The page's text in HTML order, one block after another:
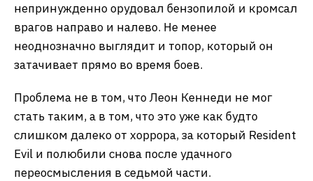
непринужденно орудовал бензопилой и кромсал
врагов направо и налево. Не менее
неоднозначно выглядит и топор, который он
затачивает прямо во время боев.
Проблема не в том, что Леон Кеннеди не мог
стать таким, а в том, что это уже как будто
слишком далеко от хоррора, за который Resident
Evil и полюбили снова после удачного
переосмысления в седьмой части.